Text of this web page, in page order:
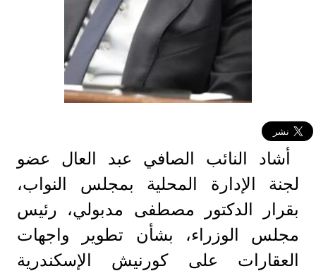
أشاد النائب الصافي عبد العال عضو
لجنة الإدارة المحلية بمجلس النواب،
بقرار الدكتور مصطفى مدبولي، رئيس
مجلس الوزراء، بشأن تطوير واجهات
العقارات على كورنيش الإسكندرية